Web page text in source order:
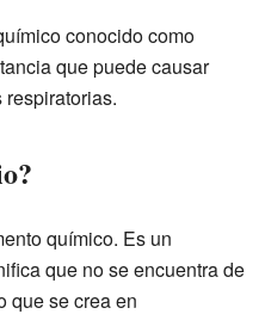
conocido como
que puede causar
químico. Es un
que no se encuentra de
que se crea en